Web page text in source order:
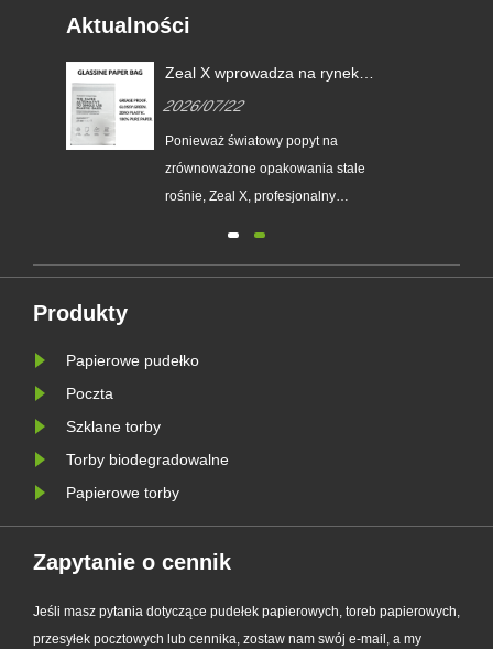
Aktualności
Zeal X wprowadza na rynek
papierowe z włókna szklanego,
aby pomóc światowym markom
zastąpić jednorazowe
2026/07/22
Ponieważ światowy popyt na
zrównoważone opakowania stale
rośnie, Zeal X, profesjonalny
ulepszoną serię niestandardowych
alternatywa dla tradycyjnych toreb
Produkty
Papierowe pudełko
Poczta
Szklane torby
Torby biodegradowalne
Papierowe torby
Zapytanie o cennik
Jeśli masz pytania dotyczące pudełek papierowych, toreb papierowych,
przesyłek pocztowych lub cennika, zostaw nam swój e-mail, a my